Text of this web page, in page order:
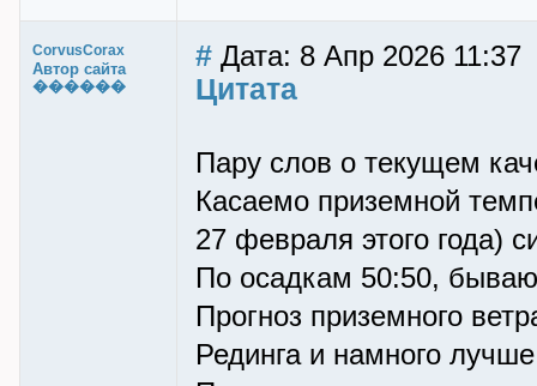
CorvusCorax
Автор сайта
������
# Дата: 8 Апр 2026 11:37
Цитата
Пару слов о текущем
Касаемо приземной
27 февраля этого года)
По осадкам 50:50,
Прогноз приземного
Рединга и намного